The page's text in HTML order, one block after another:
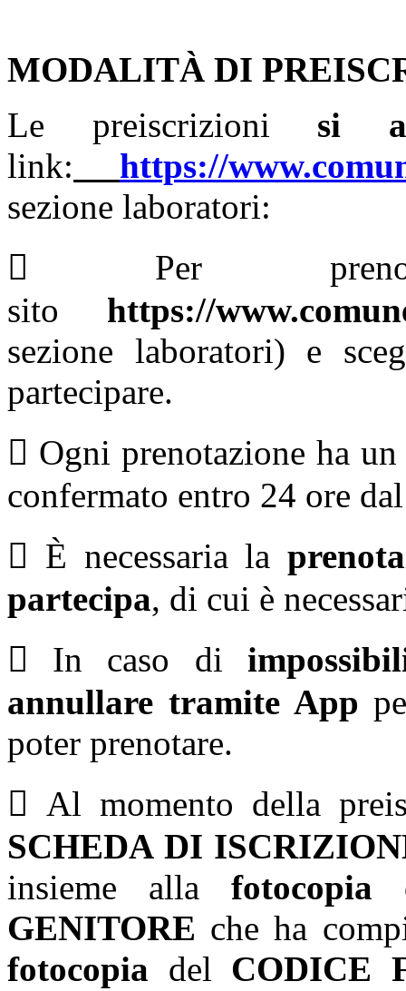
MODALITÀ DI
Le preiscrizioni si
link:
https://
sezione laboratori:
 Per
sito https://
sezione laboratori) e
partecipare.
 Ogni prenotazione ha un
confermato entro 24 ore
 È necessaria la
partecipa, di cui è
 In caso di
annullare tramite App
poter prenotare.
 Al momento della
SCHEDA DI
insieme alla fotocopia
GENITORE che ha
fotocopia del CODICE